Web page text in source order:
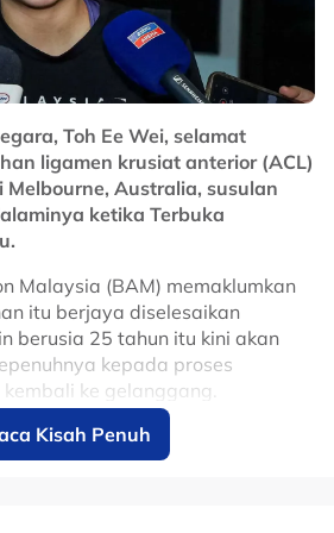
selepas kontrak terdahulu
2031 dijangka memberi
negara sebagai destinasi
dunia, selain terus
menerusi kemasukan pelancong
bertaraf antarabangsa di Litar
Toh Ee Wei, selamat
ligamen krusiat anterior (ACL)
Australia, susulan
ketika Terbuka
Malaysia (BAM) memaklumkan
itu berjaya diselesaikan
berusia 25 tahun itu kini akan
kepada proses
ke gelanggang.
syukur apabila pembedahan
menghargai sokongan yang
Kisah Penuh